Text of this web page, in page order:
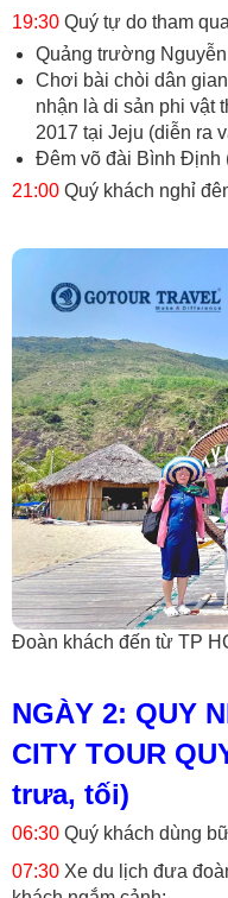
19:30 Quý tự do tham
Quảng trường
Chơi bài chòi dân
nhận là di sản phi vật
2017 tại Jeju (diễn ra
Đêm võ đài Bình Định
21:00 Quý khách nghỉ
Đoàn khách đến từ TP
NGÀY 2: QUY
CITY TOUR
trưa, tối)
06:30 Quý khách dùng
07:30 Xe du lịch đưa